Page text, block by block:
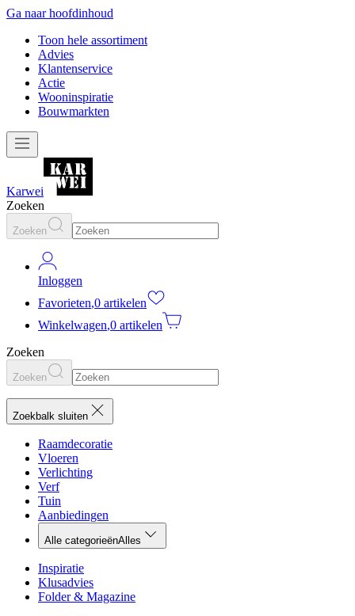
Ga naar hoofdinhoud
Toon hele assortiment
Advies
Klantenservice
Actie
Wooninspiratie
Bouwmarkten
Karwei
Zoeken
Zoeken
Inloggen
Favorieten,0 artikelen
Winkelwagen,0 artikelen
Zoeken
Zoeken
Zoekbalk sluiten
Raamdecoratie
Vloeren
Verlichting
Verf
Tuin
Aanbiedingen
Alle categorieënAlles
Inspiratie
Klusadvies
Folder & Magazine